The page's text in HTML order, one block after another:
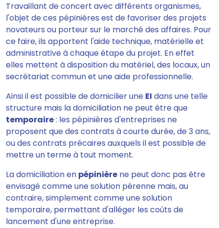
Travaillant de concert avec différents organismes,
l'objet de ces pépinières est de favoriser des projets
novateurs ou porteur sur le marché des affaires. Pour
ce faire, ils apportent l'aide technique, matérielle et
administrative à chaque étape du projet. En effet
elles mettent à disposition du matériel, des locaux, un
secrétariat commun et une aide professionnelle.
Ainsi il est possible de domicilier une EI dans une telle
structure mais la domiciliation ne peut être que
temporaire: les pépinières d'entreprises ne
proposent que des contrats à courte durée, de 3 ans,
ou des contrats précaires auxquels il est possible de
mettre un terme à tout moment.
La domiciliation en pépinière ne peut donc pas être
envisagé comme une solution pérenne mais, au
contraire, simplement comme une solution
temporaire, permettant d'alléger les coûts de
lancement d'une entreprise.